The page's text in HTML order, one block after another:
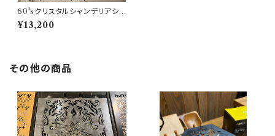
60'sクリスタルシャンデリアシェ
ード ブラックゴールド【 802PR
ODUCTS 】ゴールゼロ ミヤビ
¥13,200
その他の商品